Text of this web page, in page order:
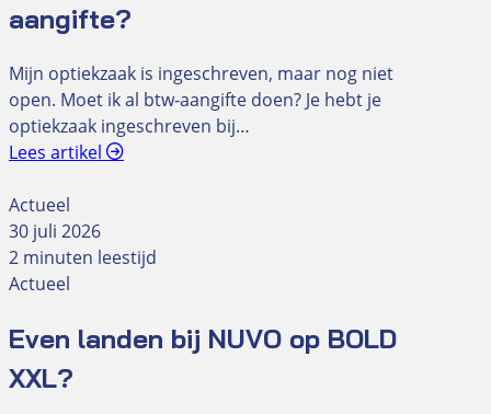
aangifte?
Mijn optiekzaak is ingeschreven, maar nog niet
open. Moet ik al btw-aangifte doen? Je hebt je
optiekzaak ingeschreven bij…
Lees artikel
Actueel
30 juli 2026
2 minuten leestijd
Actueel
Even landen bij NUVO op BOLD
XXL?